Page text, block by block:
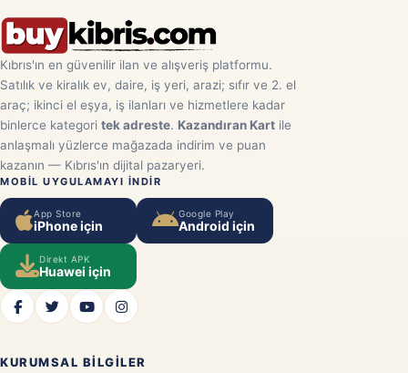
Kıbrıs'ın en güvenilir ilan ve alışveriş platformu.
Satılık ve kiralık ev, daire, iş yeri, arazi; sıfır ve 2. el
araç; ikinci el eşya, iş ilanları ve hizmetlere kadar
binlerce kategori tek adreste. Kazandıran Kart ile
anlaşmalı yüzlerce mağazada indirim ve puan
kazanın — Kıbrıs'ın dijital pazaryeri.
MOBIL UYGULAMAYI INDIR
App Store
iPhone için
Google Play
Android için
Direkt APK
Huawei için
KURUMSAL BILGILER